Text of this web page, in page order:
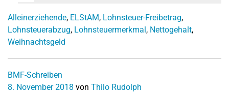
Alleinerziehende, ELStAM, Lohnsteuer-Freibetrag,
Lohnsteuerabzug, Lohnsteuermerkmal , Nettogehalt,
Weihnachtsgeld
BMF-Schreiben
8. November 2018 von Thilo Rudolph